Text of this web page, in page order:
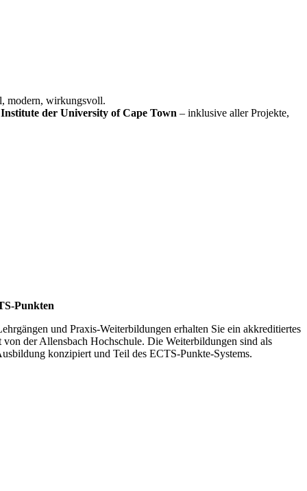
modern, wirkungsvoll.
der University of Cape Town – inklusive aller Projekte,
Punkten
und Praxis-Weiterbildungen erhalten Sie ein akkreditiertes
der Allensbach Hochschule. Die Weiterbildungen sind als
konzipiert und Teil des ECTS-Punkte-Systems.